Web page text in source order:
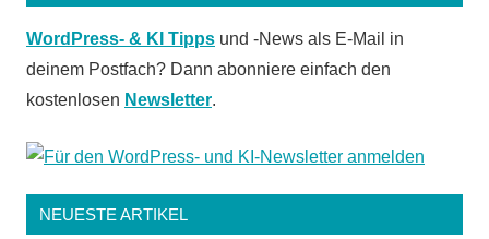
WordPress- & KI Tipps und -News als E-Mail in
deinem Postfach? Dann abonniere einfach den
kostenlosen Newsletter.
NEUESTE ARTIKEL